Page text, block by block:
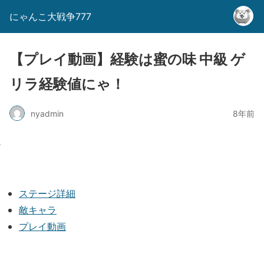
にゃんこ大戦争777
【プレイ動画】経験は蜜の味 中級 ゲ
リラ経験値にゃ！
nyadmin 8年前
ステージ詳細
敵キャラ
プレイ動画